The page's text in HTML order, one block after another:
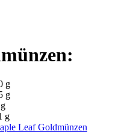
g
g
g
Leaf Goldmünzen